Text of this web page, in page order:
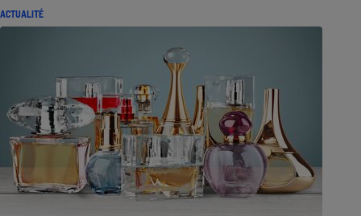
ACTUALITÉ